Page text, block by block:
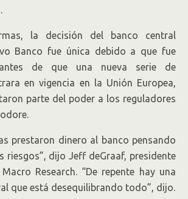
la decisión del banco central
Banco fue única debido a que fue
de que una nueva serie de
en vigencia en la Unión Europea,
parte del poder a los reguladores
prestaron dinero al banco pensando
riesgos”, dijo Jeff deGraaf, presidente
Research. “De repente hay una
que está desequilibrando todo”, dijo.